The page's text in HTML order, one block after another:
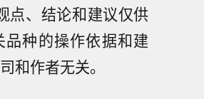
点、结论和建议仅供
种的操作依据和建
和作者无关。